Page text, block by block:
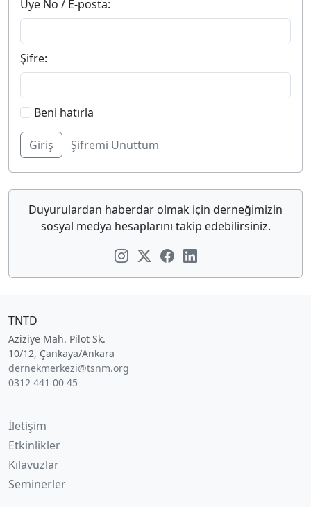
Üye No / E-posta:
Şifre:
Beni hatırla
Şifremi Unuttum
Duyurulardan haberdar olmak için derneğimizin
sosyal medya hesaplarını takip edebilirsiniz.
TNTD
Aziziye Mah. Pilot Sk.
10/12, Çankaya/Ankara
dernekmerkezi@tsnm.org
0312 441 00 45
İletişim
Etkinlikler
Kılavuzlar
Seminerler